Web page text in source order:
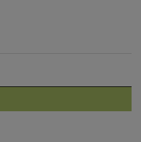
kosztów płatności